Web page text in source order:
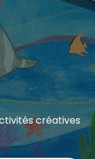
créatives